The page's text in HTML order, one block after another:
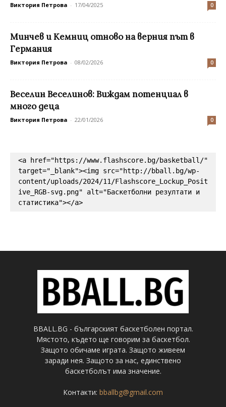
Виктория Петрова - 17/04/2025 0
Минчев и Кемниц отново на верния път в
Германия
Виктория Петрова - 08/02/2026 0
Веселин Веселинов: Виждам потенциал в
много деца
Виктория Петрова - 22/01/2026 0
<a href="https://www.flashscore.bg/basketball/"
target="_blank"><img src="http://bball.bg/wp-
content/uploads/2024/11/Flashscore_Lockup_Posit
ive_RGB-svg.png" alt="Баскетболни резултати и
статистика"></a>
BBALL.BG - българският баскетболен портал.
Мястото, където ще говорим за баскетбол.
Защото обичаме играта. Защото живеем
заради нея. Защото за нас, единствено
баскетболът има значение.
Контакти: bballbg@gmail.com